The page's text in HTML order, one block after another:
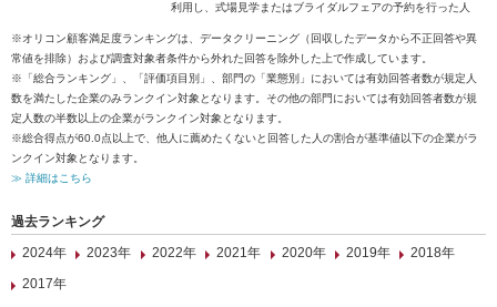
利用し、式場見学またはブライダルフェアの予約を行った人
※オリコン顧客満足度ランキングは、データクリーニング（回収したデータから不正回答や異
常値を排除）および調査対象者条件から外れた回答を除外した上で作成しています。
※「総合ランキング」、「評価項目別」、部門の「業態別」においては有効回答者数が規定人
数を満たした企業のみランクイン対象となります。その他の部門においては有効回答者数が規
定人数の半数以上の企業がランクイン対象となります。
※総合得点が60.0点以上で、他人に薦めたくないと回答した人の割合が基準値以下の企業がラ
ンクイン対象となります。
≫ 詳細はこちら
過去ランキング
2024年
2023年 2022年 2021年 2020年 2019年
2018年
2017年